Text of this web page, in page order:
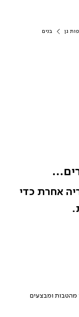
גן בנים
אחרת כדי
הצטרפו חינם למועדון הלקוחות שלנו ותהנו מהטבות ומבצעים